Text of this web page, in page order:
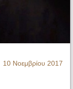
10 Νοεμβρίου 2017